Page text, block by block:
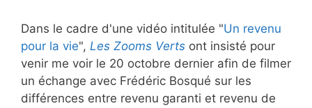
Dans le cadre d'une vidéo intitulée "Un revenu
pour la vie", Les Zooms Verts ont insisté pour
venir me voir le 20 octobre dernier afin de filmer
un échange avec Frédéric Bosqué sur les
différences entre revenu garanti et revenu de